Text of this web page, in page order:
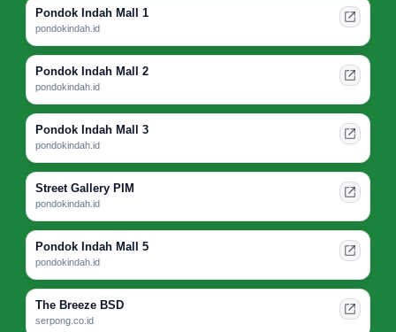
Pondok Indah Mall 1
pondokindah.id
Pondok Indah Mall 2
pondokindah.id
Pondok Indah Mall 3
pondokindah.id
Street Gallery PIM
pondokindah.id
Pondok Indah Mall 5
pondokindah.id
The Breeze BSD
serpong.co.id